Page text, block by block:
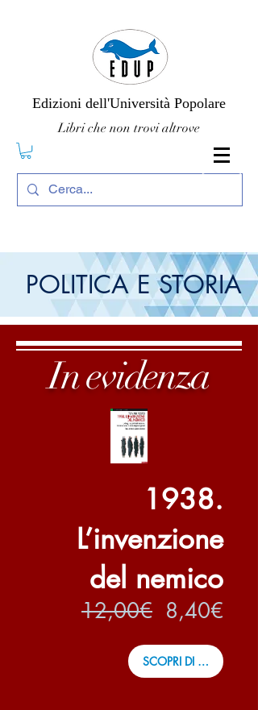
Edizioni dell'Università Popolare
Libri che non trovi altrove
POLITICA E STORIA
In evidenza
1938.
L’invenzione
del nemico
12,00€ Prezzo
8,40€
SCOPRI DI PIÙ